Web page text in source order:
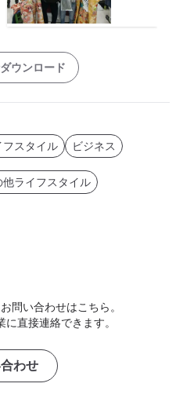
ウンロード
フスタイル ビジネス
他ライフスタイル
問い合わせはこちら。
直接連絡できます。
わせ